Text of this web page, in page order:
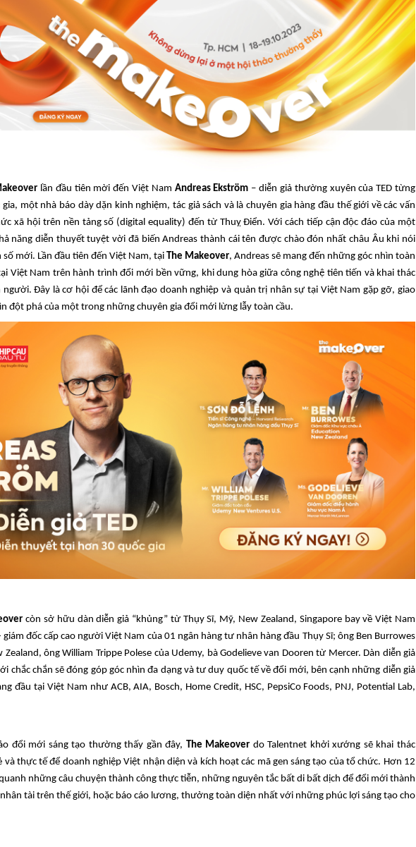
lần đầu tiên mời đến Việt Nam Andreas Ekström – diễn giả thường xuyên của TED từng
một nhà báo dàydặn kinh nghiệm, tác giả sách và là chuyên gia hàng đầu thế giới về các vấn
xã hội trên nền tảng số (digital equality) đến từ Thuỵ Điển. Với cách tiếp cận độc đáo của một
năng diễn thuyết tuyệt vời đã biến Andreas thành cái tên được chào đón nhất châu Âu khi nói
số mới. Lần đầu tiên đến Việt Nam, tại The Makeover, Andreas sẽ mang đến những góc nhìn toàn
Việt Nam trên hành trìnhđổi mới bền vững, khidung hòa giữa công nghệ tiên tiến và khai thác
người.Đây là cơ hội để các lãnh đạo doanh nghiệp và quản trị nhân sự tại Việt Nam gặp gỡ, giao
đột phá của một trong những chuyên gia đổi mới lừng lẫy toàn cầu.
còn sở hữu dàn diễn giả “khủng” từ Thụy Sĩ, Mỹ, New Zealand, Singapore bay về Việt Nam
đốc cấp cao người Việt Nam của 01 ngân hàng tư nhân hàng đầu Thụy Sĩ; ông Ben Burrowes
Zealand, ông William Trippe Polese của Udemy, bà Godelieve van Dooren từ Mercer. Dàn diễn giả
chắc chắn sẽ đóng góp góc nhìn đa dạng và tư duy quốc tế về đổi mới, bên cạnh những diễn giả
đầu tại Việt Nam như ACB, AIA, Bosch, Home Credit, HSC, PepsiCo Foods, PNJ, Potential Lab,
đổi mới sáng tạo thường thấy gần đây, The Makeover do Talentnet khởi xướng sẽ khai thác
thực tế để doanh nghiệp Việt nhận diện và kích hoạt các mã gen sáng tạo của tổ chức. Hơn 12
những câu chuyện thành công thực tiễn, những nguyên tắc bất di bất dịch để đổi mới thành
tài trên thế giới, hoặc báo cáo lương, thưởng toàn diện nhất với những phúc lợi sáng tạo cho